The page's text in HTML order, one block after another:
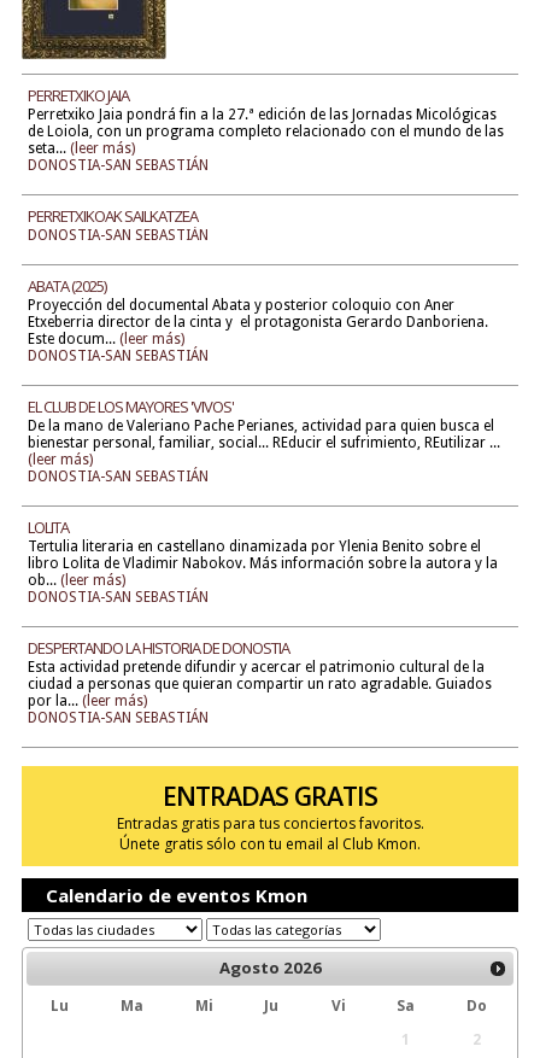
PERRETXIKO JAIA
Perretxiko Jaia pondrá fin a la 27.ª edición de las Jornadas Micológicas
de Loiola, con un programa completo relacionado con el mundo de las
seta... (leer más)
DONOSTIA-SAN SEBASTIÁN
PERRETXIKOAK SAILKATZEA
DONOSTIA-SAN SEBASTIÁN
ABATA (2025)
Proyección del documental Abata y posterior coloquio con Aner
Etxeberria director de la cinta y el protagonista Gerardo Danboriena.
Este docum... (leer más)
DONOSTIA-SAN SEBASTIÁN
EL CLUB DE LOS MAYORES 'VIVOS'
De la mano de Valeriano Pache Perianes, actividad para quien busca el
bienestar personal, familiar, social... REducir el sufrimiento, REutilizar ...
(leer más)
DONOSTIA-SAN SEBASTIÁN
LOLITA
Tertulia literaria en castellano dinamizada por Ylenia Benito sobre el
libro Lolita de Vladimir Nabokov. Más información sobre la autora y la
ob... (leer más)
DONOSTIA-SAN SEBASTIÁN
DESPERTANDO LA HISTORIA DE DONOSTIA
Esta actividad pretende difundir y acercar el patrimonio cultural de la
ciudad a personas que quieran compartir un rato agradable. Guiados
por la... (leer más)
DONOSTIA-SAN SEBASTIÁN
ENTRADAS GRATIS
Entradas gratis para tus conciertos favoritos.
Únete gratis sólo con tu email al Club Kmon.
Calendario de eventos Kmon
Agosto 2026
Lu Ma Mi Ju Vi Sa
Do
1
2